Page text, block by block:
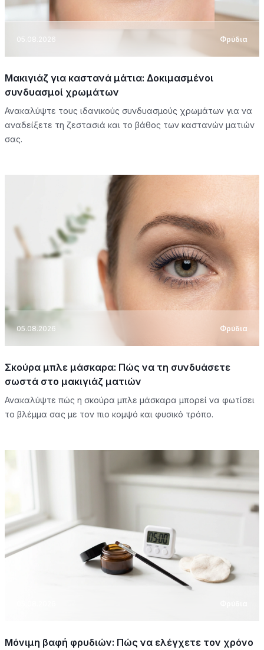
05.08.2026 Φρύδια
Μακιγιάζ για καστανά μάτια: Δοκιμασμένοι
συνδυασμοί χρωμάτων
Ανακαλύψτε τους ιδανικούς συνδυασμούς χρωμάτων για να
αναδείξετε τη ζεστασιά και το βάθος των καστανών ματιών
σας.
05.08.2026 Φρύδια
Σκούρα μπλε μάσκαρα: Πώς να τη συνδυάσετε
σωστά στο μακιγιάζ ματιών
Ανακαλύψτε πώς η σκούρα μπλε μάσκαρα μπορεί να φωτίσει
το βλέμμα σας με τον πιο κομψό και φυσικό τρόπο.
Μόνιμη βαφή φρυδιών: Πώς να ελέγχετε τον χρόνο